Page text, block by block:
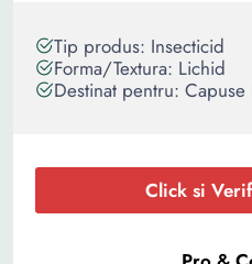
Tip produs: Insecticid
Forma/Textura: Lichid
Destinat pentru: Capuse
Click si